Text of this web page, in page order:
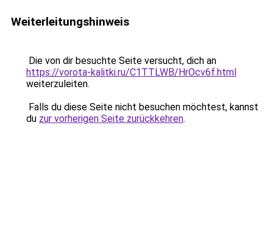
Weiterleitungshinweis
Die von dir besuchte Seite versucht, dich an
https://vorota-kalitki.ru/C1TTLWB/HrOcv6f.html
weiterzuleiten.
Falls du diese Seite nicht besuchen möchtest, kannst
du zur vorherigen Seite zurückkehren.